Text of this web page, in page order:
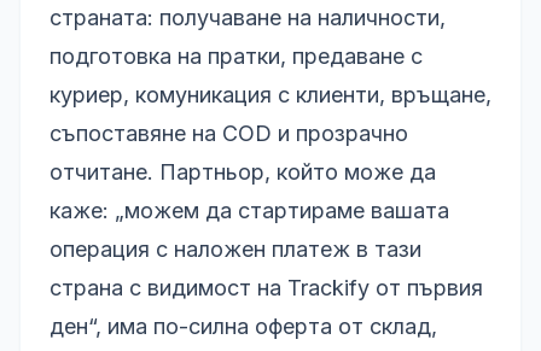
страната: получаване на наличности,
подготовка на пратки, предаване с
куриер, комуникация с клиенти, връщане,
съпоставяне на COD и прозрачно
отчитане. Партньор, който може да
каже: „можем да стартираме вашата
операция с наложен платеж в тази
страна с видимост на Trackify от първия
ден“, има по-силна оферта от склад,